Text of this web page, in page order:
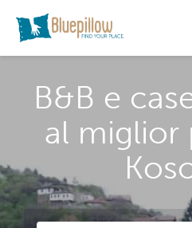
B&B e
al miglior